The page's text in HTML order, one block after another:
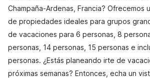
Champaña-Ardenas, Francia? Ofrecemos
de propiedades ideales para grupos
de vacaciones para 6 personas, 8
personas, 14 personas, 15 personas e
personas. ¿Estás planeando irte de
próximas semanas? Entonces, echa un